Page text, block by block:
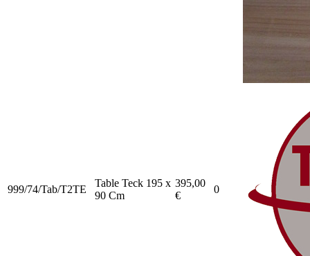
999/74/Tab/T2TE
Table Teck 195 x
90 Cm
395,00
€
0